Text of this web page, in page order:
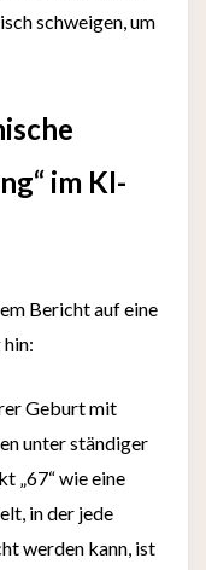
schweigen, um
im KI-
Bericht auf eine
Geburt mit
unter ständiger
„67“ wie eine
in der jede
werden kann, ist